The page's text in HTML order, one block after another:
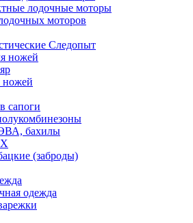
лодочные моторы
моторов
Следопыт
ножей
сапоги
бахилы
(заброды)
одежда